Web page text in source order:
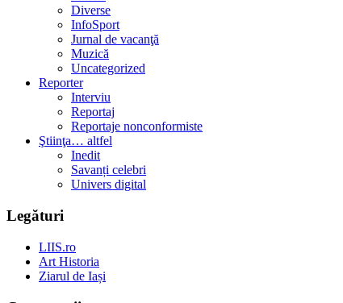
Diverse
InfoSport
Jurnal de vacanţă
Muzică
Uncategorized
Reporter
Interviu
Reportaj
Reportaje nonconformiste
Ştiinţa… altfel
Inedit
Savanți celebri
Univers digital
Legături
LIIS.ro
Art Historia
Ziarul de Iași